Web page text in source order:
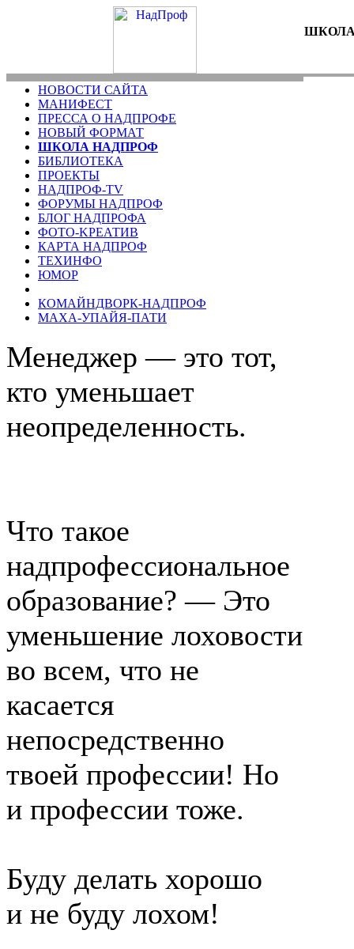
НОВОСТИ САЙТА
МАНИФЕСТ
ПРЕССА О НАДПРОФЕ
НОВЫЙ ФОРМАТ
ШКОЛА НАДПРОФ
БИБЛИОТЕКА
ПРОЕКТЫ
НАДПРОФ-TV
ФОРУМЫ НАДПРОФ
БЛОГ НАДПРОФА
ФОТО-KРЕАТИВ
КАРТА НАДПРОФ
ТЕХИНФО
ЮМОР
КОМАЙНДВОРК-НАДПРОФ
МАХА-УПАЙЯ-ПАТИ
Менеджер — это тот,
кто уменьшает
неопределенность.
Что такое
надпрофессиональное
образование? — Это
уменьшение лоховости
во всем, что не
касается
непосредственно
твоей профессии! Но
и профессии тоже.
Буду делать хорошо
и не буду лохом!